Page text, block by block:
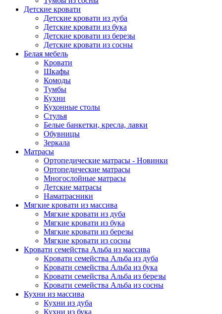
Детские кровати
Детские кровати из дуба
Детские кровати из бука
Детские кровати из березы
Детские кровати из сосны
Белая мебель
Кровати
Шкафы
Комоды
Тумбы
Кухни
Кухонные столы
Стулья
Белые банкетки, кресла, лавки
Обувницы
Зеркала
Матрасы
Ортопедические матрасы - Новинки
Ортопедические матрасы
Многослойные матрасы
Детские матрасы
Наматрасники
Мягкие кровати из массива
Мягкие кровати из дуба
Мягкие кровати из бука
Мягкие кровати из березы
Мягкие кровати из сосны
Кровати семейства Альба из массива
Кровати семейства Альба из дуба
Кровати семейства Альба из бука
Кровати семейства Альба из березы
Кровати семейства Альба из сосны
Кухни из массива
Кухни из дуба
Кухни из бука